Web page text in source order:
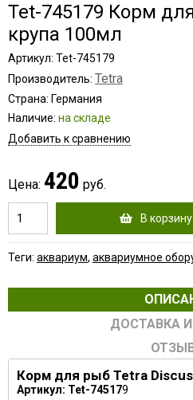
Tet-745179 Корм
крупа 100мл
Артикул: Tet-745179
Производитель: Tetra
Страна: Германия
Наличие: на складе
Добавить к сравнению
Цена: 420 руб.
В корзину
Теги: аквариум, аквариумное
ДОСТАВКА
Корм для рыб Tetra
Артикул: Tet-745179